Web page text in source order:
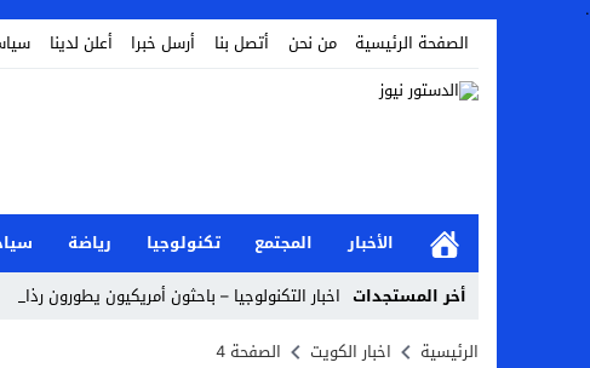
.
الصفحة الرئيسية
من نحن أتصل بنا أرسل خبرا أعلن لدينا
الأخبار المجتمع تكنولوجيا رياضة
أخر المستجدات اخبار التكنولوجيا – باحثون أمريكيون يطورون رذاذاً _
Stop
الرئيسية اخبار الكويت الصفحة 4